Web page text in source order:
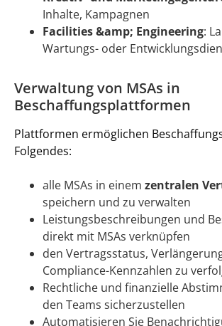
Inhalte, Kampagnen
Facilities &amp; Engineering:
Wartungs- oder
Verwaltung von MSAs in
Beschaffungsplattformen
Plattformen ermöglichen
Folgendes:
alle MSAs in einem zentralen
speichern und zu verwalten
Leistungsbeschreibungen und
direkt mit MSAs verknüpfen
den Vertragsstatus,
Compliance-Kennzahlen zu
Rechtliche und finanzielle
den Teams sicherzustellen
Automatisieren Sie